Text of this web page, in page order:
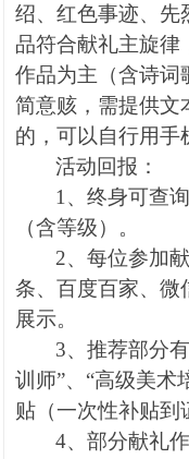
绍、红色事迹、先
品符合献礼主旋律
作品为主（含诗词
简意赅，需提供文
的，可以自行用手
活动回报：
1 、终身可查
（含等级）。
2、每位参加
条、百度百家、微
展示。
3、推荐部分
训师”、“高级美术
贴（一次性补贴到
4、部分献礼